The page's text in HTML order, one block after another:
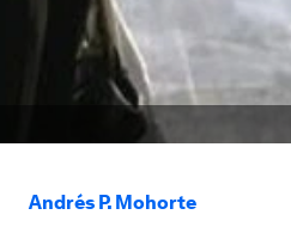
Andrés P. Mohorte